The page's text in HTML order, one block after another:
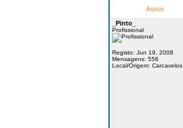
Autor
_Pinto_
Profissional
Registo: Jun 19, 2008
Mensagens: 556
Local/Origem: Carcavelos